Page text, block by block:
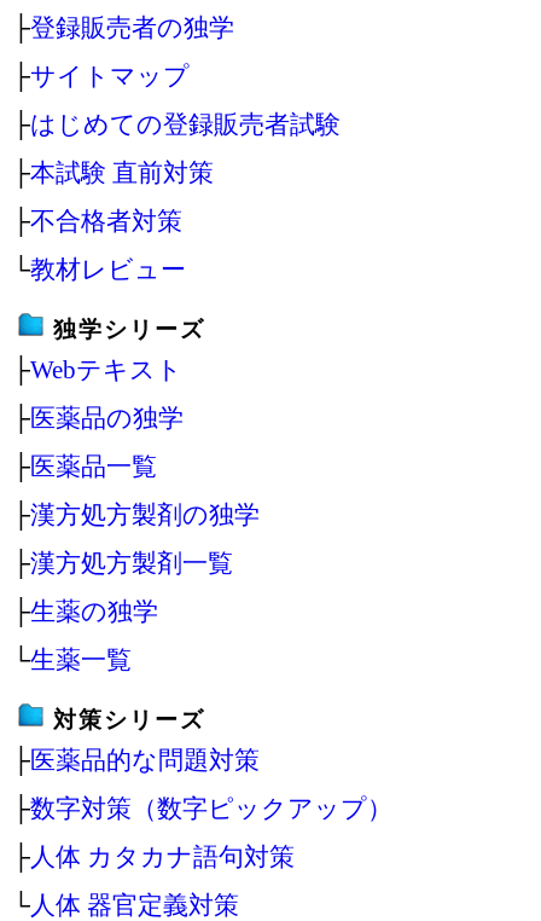
├登録販売者の独学
├サイトマップ
├はじめての登録販売者試験
├本試験 直前対策
├不合格者対策
└教材レビュー
独学シリーズ
├Webテキスト
├医薬品の独学
├医薬品一覧
├漢方処方製剤の独学
├漢方処方製剤一覧
├生薬の独学
└生薬一覧
対策シリーズ
├医薬品的な問題対策
├数字対策（数字ピックアップ）
├人体 カタカナ語句対策
└人体 器官定義対策